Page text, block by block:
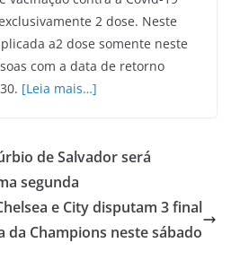
2 dose. Neste
a2 dose somente neste
com a data de retorno
[Leia mais…]
de Salvador será
segunda
e City disputam 3 final
da Champions neste sábado